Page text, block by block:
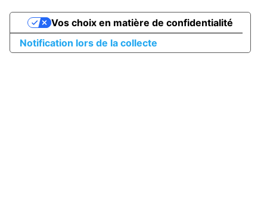
Notification lors de la collecte
Vos choix en matière de confidentialité